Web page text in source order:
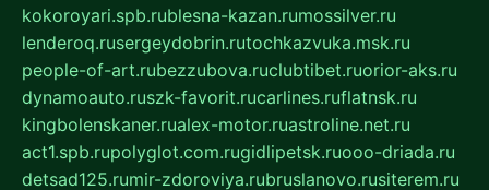
kokoroyari.spb.rublesna-kazan.rumossilver.ru
lenderoq.rusergeydobrin.rutochkazvuka.msk.ru
people-of-art.rubezzubova.ruclubtibet.ruorior-aks.ru
dynamoauto.ruszk-favorit.rucarlines.ruflatnsk.ru
kingbolenskaner.rualex-motor.ruastroline.net.ru
act1.spb.rupolyglot.com.rugidlipetsk.ruooo-driada.ru
detsad125.rumir-zdoroviya.rubruslanovo.rusiterem.ru